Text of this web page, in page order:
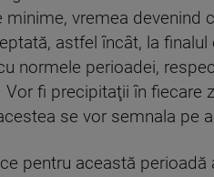
vremea devenind
astfel încât, la
normele perioadei,
fi precipitaţii în fiecare
se vor semnala pe
pentru această